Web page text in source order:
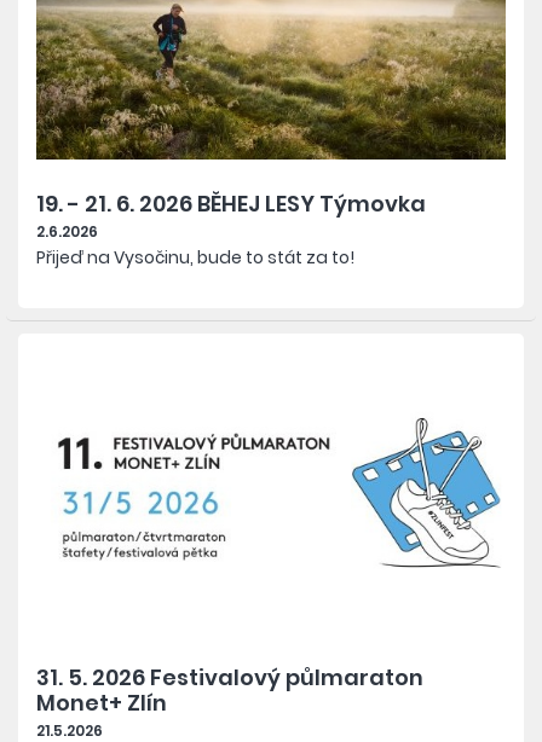
19. - 21. 6. 2026 BĚHEJ LESY Týmovka
2.6.2026
Přijeď na Vysočinu, bude to stát za to!
31. 5. 2026 Festivalový půlmaraton
Monet+ Zlín
21.5.2026